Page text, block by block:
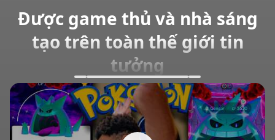
Được game thủ và nhà sáng
tạo trên toàn thế giới tin
tưởng